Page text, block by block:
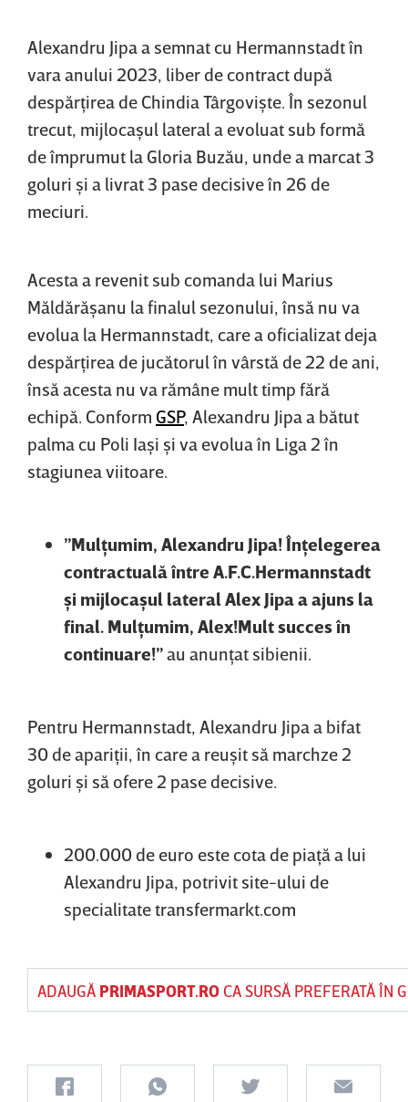
Alexandru Jipa a semnat cu Hermannstadt în
vara anului 2023, liber de contract după
despărţirea de Chindia Târgovişte. În sezonul
trecut, mijlocaşul lateral a evoluat sub formă
de împrumut la Gloria Buzău, unde a marcat 3
goluri şi a livrat 3 pase decisive în 26 de
meciuri.
Acesta a revenit sub comanda lui Marius
Măldărăşanu la finalul sezonului, însă nu va
evolua la Hermannstadt, care a oficializat deja
despărţirea de jucătorul în vârstă de 22 de ani,
însă acesta nu va rămâne mult timp fără
echipă. Conform GSP, Alexandru Jipa a bătut
palma cu Poli Iaşi şi va evolua în Liga 2 în
stagiunea viitoare.
”Mulţumim, Alexandru Jipa! Înţelegerea
contractuală între A.F.C.Hermannstadt
şi mijlocaşul lateral Alex Jipa a ajuns la
final. Mulţumim, Alex!Mult succes în
continuare!”au anunţat sibienii.
Pentru Hermannstadt, Alexandru Jipa a bifat
30 de apariţii, în care a reuşit să marchze 2
goluri şi să ofere 2 pase decisive.
200.000 de euro este cota de piaţă a lui
Alexandru Jipa, potrivit site-ului de
specialitate transfermarkt.com
ADAUGĂ PRIMASPORT.ROCA SURSĂ PREFERATĂ ÎN